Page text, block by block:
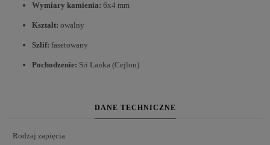
Wymiary kamienia: 6x4 mm
Kształt: owalny
Szlif: fasetowany
Pochodzenie: Sri Lanka (Cejlon)
DANE TECHNICZNE
Rodzaj zapięcia